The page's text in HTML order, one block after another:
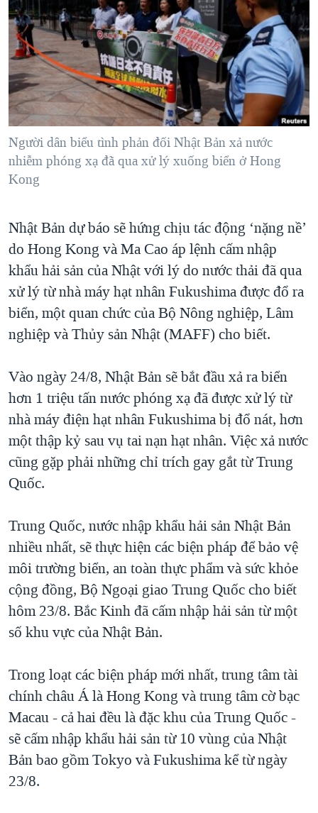
"Tìm"NGƯỜI VIỆT HẢI NGOẠI
ĐỜI SỐNG
KINH TẾ
KHOA HỌC
SỨC KHOẺ
VĂN HOÁ
THỂ THAO
HÀNH TRÌNH BẦU CỬ 2024
MỘT NĂM CHIẾN TRANH TẠI DẢI GAZA
GIẢI MÃ VÀNH ĐAI & CON ĐƯỜNG
NGÀY TỊ NẠN THẾ GIỚI
GROUND ZERO – XƯA VÀ NAY
CHI PHÍ CHIẾN TRANH AFGHANISTAN
THƯỢNG ĐỈNH TRUMP-KIM TẠI VIỆT NAM
TRỊNH VĨNH BÌNH VS. CHÍNH PHỦ VIỆT NAM
NGƯ DÂN VIỆT VÀ LÀN SÓNG TRỘM HẢI SÂM
BÊN KIA QUỐC LỘ: TIẾNG VỌNG TỪ NÔNG THÔN MỸ
QUAN HỆ VIỆT MỸ
VIDEO
NGHE
MẠNG XÃ HỘI
Ngôn ngữ khác
Người dân biểu tình phản đối Nhật Bản xả nước
nhiễm phóng xạ đã qua xử lý xuống biển ở Hong
Kong
Nhật Bản dự báo sẽ hứng chịu tác động ‘nặng nề’
do Hong Kong và Ma Cao áp lệnh cấm nhập
khẩu hải sản của Nhật với lý do nước thải đã qua
xử lý từ nhà máy hạt nhân Fukushima được đổ ra
biển, một quan chức của Bộ Nông nghiệp, Lâm
nghiệp và Thủy sản Nhật (MAFF) cho biết.
Vào ngày 24/8, Nhật Bản sẽ bắt đầu xả ra biển
hơn 1 triệu tấn nước phóng xạ đã được xử lý từ
nhà máy điện hạt nhân Fukushima bị đổ nát, hơn
một thập kỷ sau vụ tai nạn hạt nhân. Việc xả nước
cũng gặp phải những chỉ trích gay gắt từ Trung
Quốc.
Trung Quốc, nước nhập khẩu hải sản Nhật Bản
nhiều nhất, sẽ thực hiện các biện pháp để bảo vệ
môi trường biển, an toàn thực phẩm và sức khỏe
cộng đồng, Bộ Ngoại giao Trung Quốc cho biết
hôm 23/8. Bắc Kinh đã cấm nhập hải sản từ một
số khu vực của Nhật Bản.
Trong loạt các biện pháp mới nhất, trung tâm tài
chính châu Á là Hong Kong và trung tâm cờ bạc
Macau - cả hai đều là đặc khu của Trung Quốc -
sẽ cấm nhập khẩu hải sản từ 10 vùng của Nhật
Bản bao gồm Tokyo và Fukushima kể từ ngày
23/8.